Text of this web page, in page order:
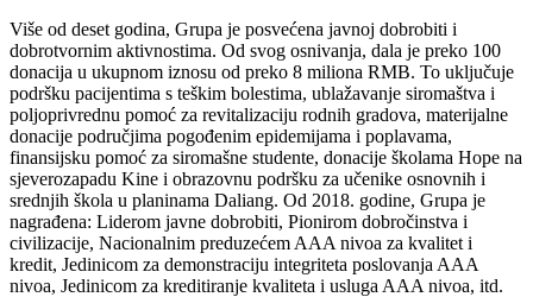
Više od deset godina, Grupa je posvećena javnoj dobrobiti i
dobrotvornim aktivnostima. Od svog osnivanja, dala je preko 100
donacija u ukupnom iznosu od preko 8 miliona RMB. To uključuje
podršku pacijentima s teškim bolestima, ublažavanje siromaštva i
poljoprivrednu pomoć za revitalizaciju rodnih gradova, materijalne
donacije područjima pogođenim epidemijama i poplavama,
finansijsku pomoć za siromašne studente, donacije školama Hope na
sjeverozapadu Kine i obrazovnu podršku za učenike osnovnih i
srednjih škola u planinama Daliang. Od 2018. godine, Grupa je
nagrađena: Liderom javne dobrobiti, Pionirom dobročinstva i
civilizacije, Nacionalnim preduzećem AAA nivoa za kvalitet i
kredit, Jedinicom za demonstraciju integriteta poslovanja AAA
nivoa, Jedinicom za kreditiranje kvaliteta i usluga AAA nivoa, itd.